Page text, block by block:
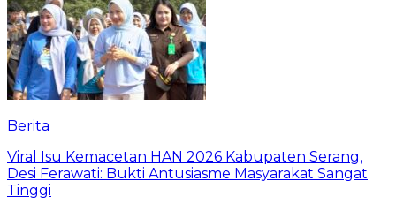
Berita
Viral Isu Kemacetan HAN 2026 Kabupaten Serang,
Desi Ferawati: Bukti Antusiasme Masyarakat Sangat
Tinggi